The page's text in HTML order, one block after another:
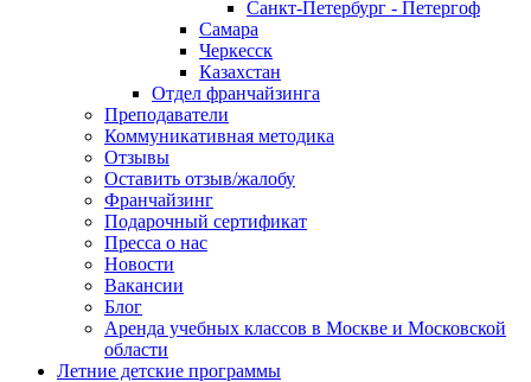
Санкт-Петербург - Петергоф
Самара
Черкесск
Казахстан
Отдел франчайзинга
Преподаватели
Коммуникативная методика
Отзывы
Оставить отзыв/жалобу
Франчайзинг
Подарочный сертификат
Пресса о нас
Новости
Вакансии
Блог
Аренда учебных классов в Москве и Московской
области
Летние детские программы